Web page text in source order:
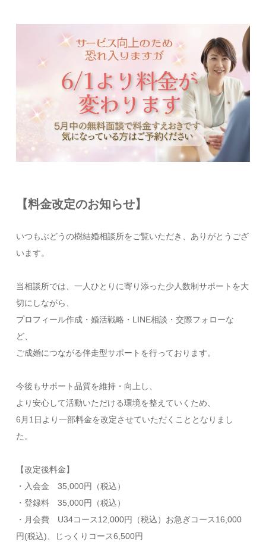
【料金改定のお知らせ】
いつもぶどうの樹結婚相談所をご覧いただき、ありがとうござ
います。
当相談所では、一人ひとりに寄り添った少人数制サポートを大
切にしながら、
プロフィール作成・婚活戦略・LINE相談・交際フォローな
ど、
ご成婚につながる伴走型サポートを行っております。
今後もサポート品質を維持・向上し、
より安心して活動いただける環境を整えていくため、
6月1日より一部料金を改定させていただくこととなりまし
た。
【改定後料金】
・入会金 35,000円（税込）
・登録料 35,000円（税込）
・月会費 U34コース12,000円（税込）お急ぎコース16,000
円(税込)、じっくりコース6,500円